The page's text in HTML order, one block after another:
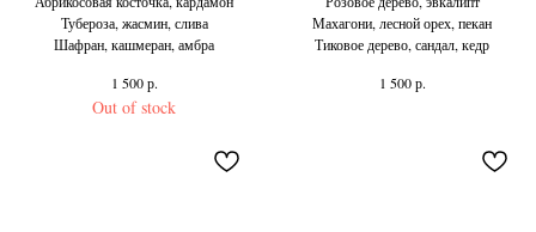
Тубероза, жасмин, слива
Шафран, кашмеран, амбра
1 500 р.
Out of stock
Махагони, лесной орех, пекан
Тиковое дерево, сандал, кедр
1 500 р.